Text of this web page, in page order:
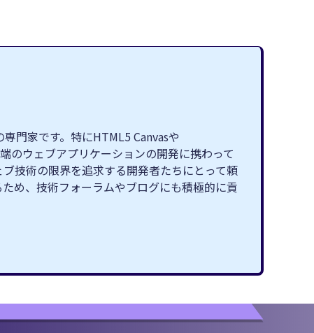
門家です。特にHTML5 Canvasや
のウェブアプリケーションの開発に携わって
技術の限界を追求する開発者たちにとって頼
め、技術フォーラムやブログにも積極的に貢